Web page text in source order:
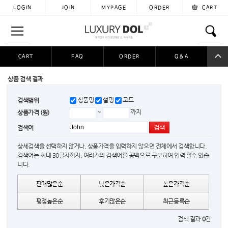
LOGIN JOIN MYPAGE ORDER CART
CART FAQ ORDER Q&A
공동구매
상품 검색 결과
검색범위 상품명 설명
코드
상품가격 (원)
~ 까지
검색어
상세검색을 선택하지 않거나, 상품가격을 입력하지 않으면 전체에서 검색합니다.
검색어는 최대 30글자까지, 여러개의 검색어를 공백으로 구분하여 입력 할수 있습
니다.
판매많은순 낮은가격순 높은가격순
평점높은순 후기많은순 최근등록순
검색 결과 0건